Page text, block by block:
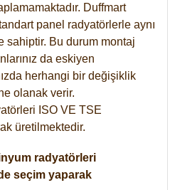
Duffmart
panel radyatörlerle aynı
sahiptir. Bu durum montaj
da eskiyen
herhangi bir değişiklik
olanak verir.
ISO VE TSE
üretilmektedir.
radyatörleri
seçim yaparak